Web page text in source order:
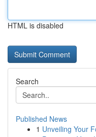
HTML is disabled
Search
Published News
1 Unveiling Your